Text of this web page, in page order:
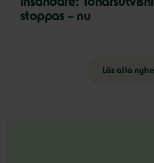
Insändare:
stoppas – nu
Läs alla